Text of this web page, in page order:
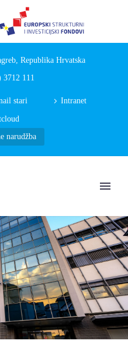
Republika Hrvatska
3712 111
stari Intranet
narudžba